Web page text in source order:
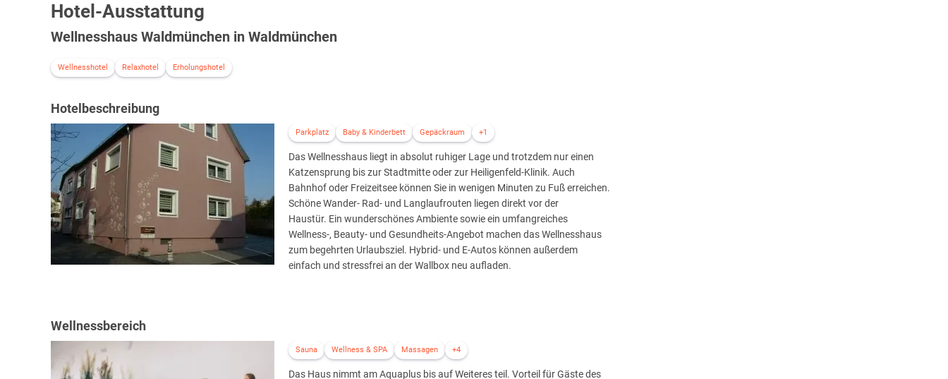
Hotel-Ausstattung
Wellnesshaus Waldmünchen in Waldmünchen
Wellnesshotel Relaxhotel Erholungshotel
Hotelbeschreibung
Parkplatz Baby & Kinderbett Gepäckraum +1
Das Wellnesshaus liegt in absolut ruhiger Lage und trotzdem nur einen
Katzensprung bis zur Stadtmitte oder zur Heiligenfeld-Klinik. Auch
Bahnhof oder Freizeitsee können Sie in wenigen Minuten zu Fuß erreichen.
Schöne Wander- Rad- und Langlaufrouten liegen direkt vor der
Haustür. Ein wunderschönes Ambiente sowie ein umfangreiches
Wellness-, Beauty- und Gesundheits-Angebot machen das Wellnesshaus
zum begehrten Urlaubsziel. Hybrid- und E-Autos können außerdem
einfach und stressfrei an der Wallbox neu aufladen.
Wellnessbereich
Sauna Wellness & SPA Massagen +4
Das Haus nimmt am Aquaplus bis auf Weiteres teil. Vorteil für Gäste des